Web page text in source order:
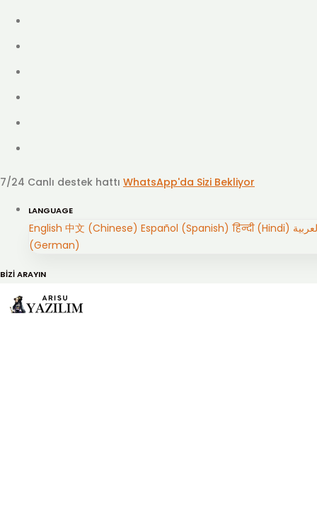
7/24 Canlı destek hattı WhatsApp'da Sizi Bekliyor
LANGUAGE
English 中文 (Chinese) Español (Spanish) हिन्दी (Hindi)
(German)
BİZİ ARAYIN